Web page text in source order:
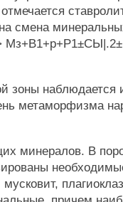
смена
зоны наблюдается
метаморфизма
минералов. В